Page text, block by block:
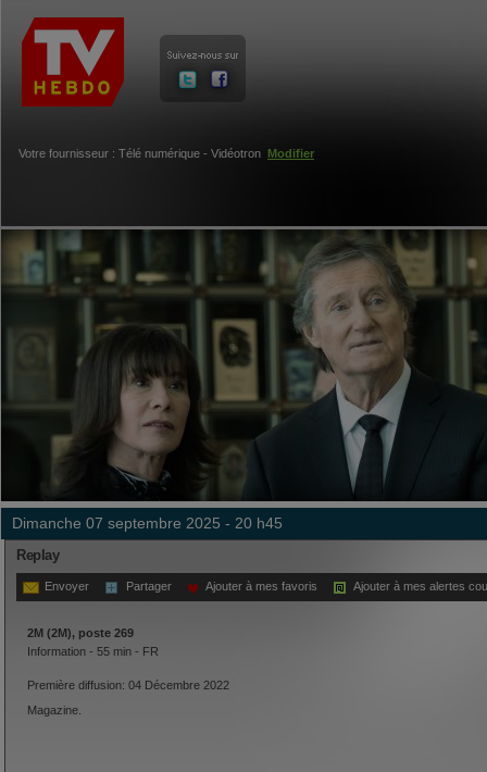
Votre fournisseur : Télé numérique - Vidéotron Modifier
dimanche 07 septembre 2025 - 20 h45
Replay
Envoyer Partager Ajouter à mes favoris Ajouter à mes alertes
2M (2M), poste 269
Information - 55 min - FR
Première diffusion: 04 Décembre 2022
Magazine.